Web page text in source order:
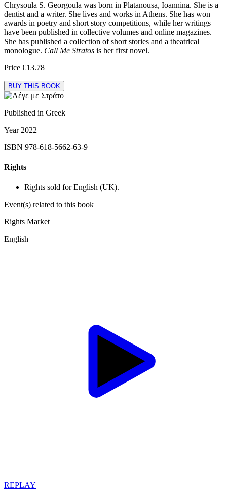
Chrysoula S. Georgoula was born in Platanousa, Ioannina. She is a
dentist and a writer. She lives and works in Athens. She has won
awards in poetry and short story competitions, while her writings
have been published in collective volumes and online magazines.
She has published a collection of short stories and a theatrical
monologue. Call Me Stratos is her first novel.
Price €13.78
BUY THIS BOOK
Published in Greek
Year2022
ISBN 978-618-5662-63-9
Rights
Rights sold for English (UK).
Event(s) related to this book
Rights Market
English
REPLAY